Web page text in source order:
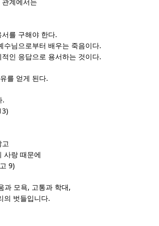
계에서는
를 구해야 한다.
수님으로부터 배우는 죽음이다.
인 응답으로 용서하는 것이다.
를 얻게 된다.
.
고
사랑 때문에
9)
과 모욕, 고통과 학대 ,
의 벗들입니다.